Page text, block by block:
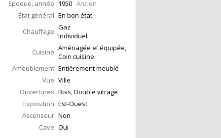
Epoque, année 1950 Ancien
État général En bon état
Chauffage Gaz
Individuel
Cuisine Aménagée et équipée,
Coin cuisine
Ameublement Entièrement meublé
Vue Ville
Ouvertures Bois, Double vitrage
Exposition Est-Ouest
Ascenseur Non
Cave Oui